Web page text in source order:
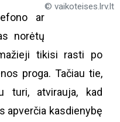
© vaikoteises.lrv.lt
ar
norėtų
tikisi rasti po
proga. Tačiau tie,
turi, atvirauja, kad
apverčia kasdienybę